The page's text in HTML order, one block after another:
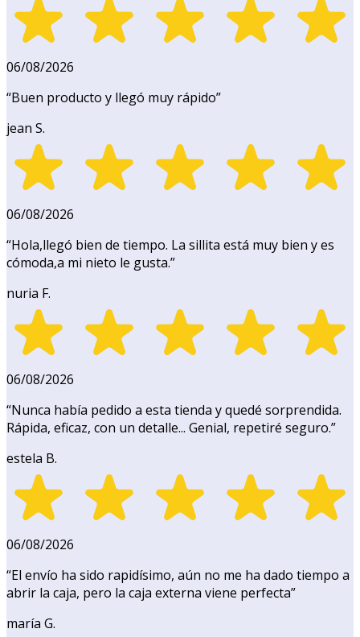
06/08/2026
“Buen producto y llegó muy rápido”
jean S.
06/08/2026
“Hola,llegó bien de tiempo. La sillita está muy bien y es
cómoda,a mi nieto le gusta.”
nuria F.
06/08/2026
“Nunca había pedido a esta tienda y quedé sorprendida.
Rápida, eficaz, con un detalle... Genial, repetiré seguro.”
estela B.
06/08/2026
“El envío ha sido rapidísimo, aún no me ha dado tiempo a
abrir la caja, pero la caja externa viene perfecta”
maría G.